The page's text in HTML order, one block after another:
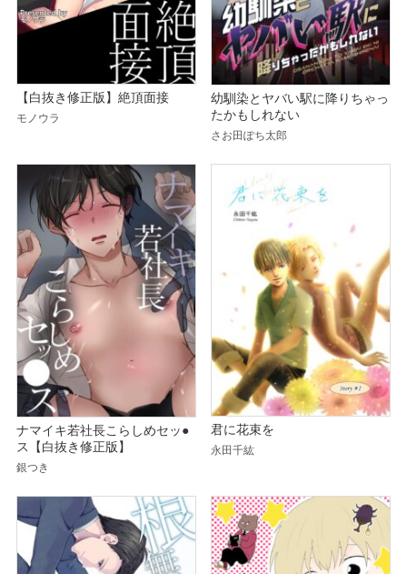
【白抜き修正版】絶頂面接
モノウラ
幼馴染とヤバい駅に降りちゃっ
たかもしれない
さお田ぽち太郎
ナマイキ若社長こらしめセッ●
ス【白抜き修正版】
銀つき
君に花束を
永田千紘